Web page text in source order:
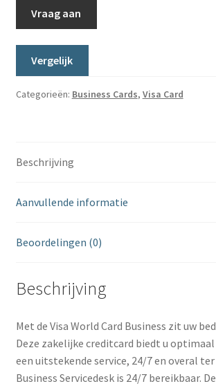
Visa Card
MasterCard
Vraag aan
Vergelijk
Categorieën: Business Cards, Visa Card
Beschrijving
Aanvullende informatie
Beoordelingen (0)
Beschrijving
Met de Visa World Card Business zit uw
Deze zakelijke creditcard biedt u
een uitstekende service, 24/7 en overal ter
Business Servicedesk is 24/7 bereikbaar.